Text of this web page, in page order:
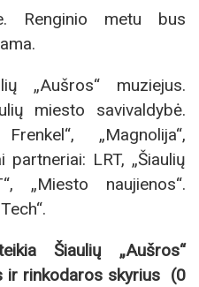
Renginio metu bus
„Aušros“ muziejus.
miesto savivaldybė.
„Magnolija“,
partneriai: LRT, „Šiaulių
„Miesto naujienos“.
Šiaulių „Aušros“
ir rinkodaros skyrius (0